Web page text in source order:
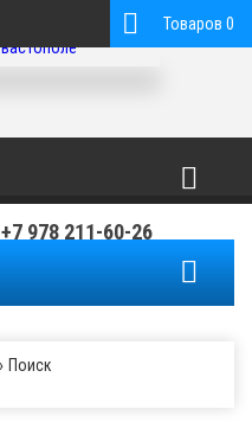
+7 978 211-60-26
Товаров 0
Поиск